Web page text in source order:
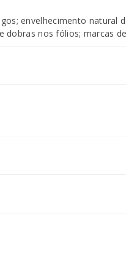
envelhecimento natural
dobras nos fólios; marcas